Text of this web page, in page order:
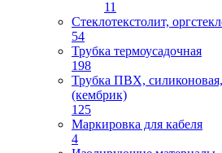
11
Стеклотекстолит,
54
Трубка термоусадочная
198
Трубка ПВХ,
(кембрик)
125
Маркировка для кабеля
4